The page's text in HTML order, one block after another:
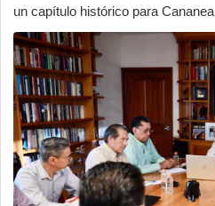
un capítulo histórico para Cananea